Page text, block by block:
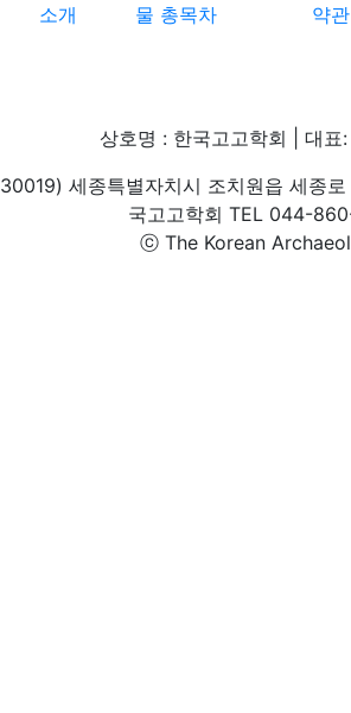
소개
물 총목차
약관
상호명 : 한국고고학회 | 대
30019) 세종특별자치시 조치원읍 세종
국고고학회 TEL 044-
ⓒ The Korean